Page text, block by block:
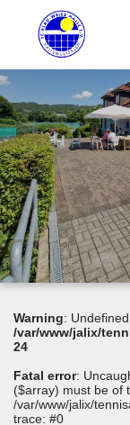
Warning:
/var/www/jalix/
24
Fatal error:
($array) must be of
/var/www/jalix/
trace: #0